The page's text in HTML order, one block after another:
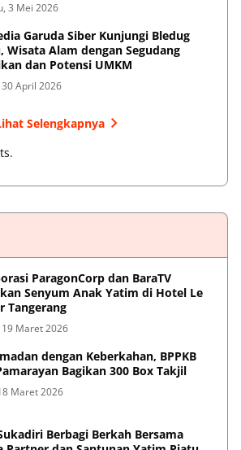
3 Mei 2026
Garuda Siber Kunjungi Bledug
Wisata Alam dengan Segudang
dan Potensi UMKM
30 April 2026
Selengkapnya
ParagonCorp dan BaraTV
Senyum Anak Yatim di Hotel Le
Tangerang
19 Maret 2026
dengan Keberkahan, BPPKB
Bagikan 300 Box Takjil
Maret 2026
Berbagi Berkah Bersama